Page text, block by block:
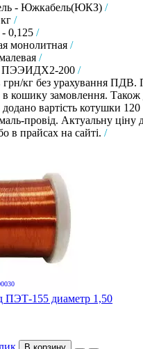
- Южкабель(ЮКЗ) /
/
0,125 /
монолитная /
/
ПЭЭИДХ2-200 /
грн/кг без урахування
кошику замовлення. Також
додано вартість котушки
провід. Актуальну ціну
в прайсах на сайті. /
ПЭТ-155 диаметр 1,50
В корзину